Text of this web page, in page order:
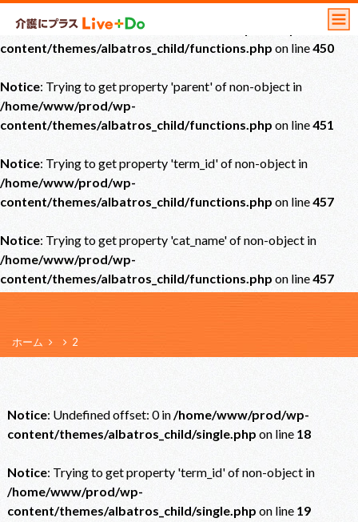
Notice: Undefined offset: 0 in
content/themes/albatros_child/functions.php on line450
Notice: Trying to get property 'parent' of non-object in
/home/www/prod/wp-
content/themes/albatros_child/functions.php on line451
Notice: Trying to get property 'term_id' of non-object in
/home/www/prod/wp-
content/themes/albatros_child/functions.php on line457
Notice: Trying to get property 'cat_name' of non-object in
/home/www/prod/wp-
content/themes/albatros_child/functions.php on line457
ホーム 2
Notice: Undefined offset: 0 in/home/www/prod/wp-
content/themes/albatros_child/single.php on line 18
Notice: Trying to get property 'term_id' of non-object in
/home/www/prod/wp-
content/themes/albatros_child/single.php on line 19